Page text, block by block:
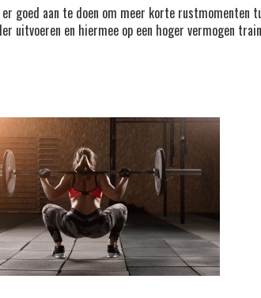
goed aan te doen om meer korte rustmomenten
uitvoeren en hiermee op een hoger vermogen